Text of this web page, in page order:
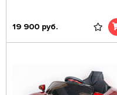
19 900 руб.